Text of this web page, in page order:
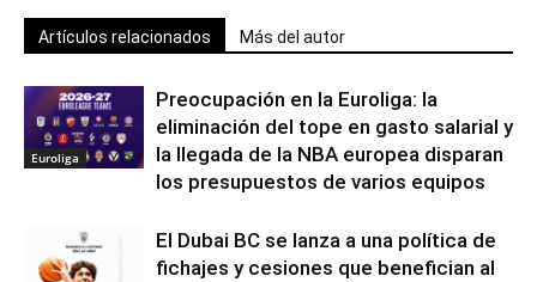
Artículos relacionados Más del autor
Euroliga
Preocupación en la Euroliga: la
eliminación del tope en gasto salarial y
la llegada de la NBA europea disparan
los presupuestos de varios equipos
El Dubai BC se lanza a una política de
fichajes y cesiones que benefician al